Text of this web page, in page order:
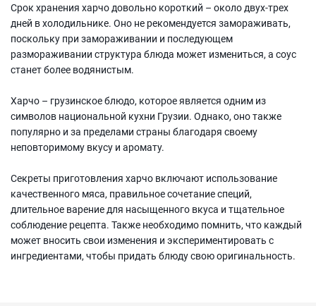
Срок хранения харчо довольно короткий – около двух-трех
дней в холодильнике. Оно не рекомендуется замораживать,
поскольку при замораживании и последующем
размораживании структура блюда может измениться, а соус
станет более водянистым.
Харчо – грузинское блюдо, которое является одним из
символов национальной кухни Грузии. Однако, оно также
популярно и за пределами страны благодаря своему
неповторимому вкусу и аромату.
Секреты приготовления харчо включают использование
качественного мяса, правильное сочетание специй,
длительное варение для насыщенного вкуса и тщательное
соблюдение рецепта. Также необходимо помнить, что каждый
может вносить свои изменения и экспериментировать с
ингредиентами, чтобы придать блюду свою оригинальность.